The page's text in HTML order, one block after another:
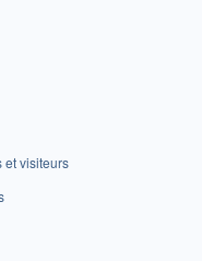
et visiteurs